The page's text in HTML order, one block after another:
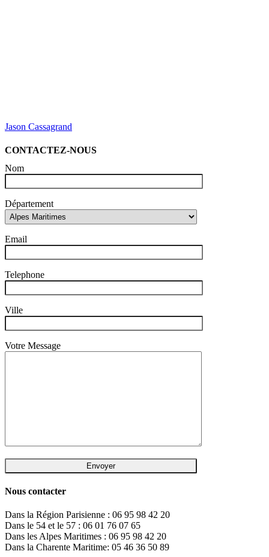
Jason Cassagrand
CONTACTEZ-NOUS
Nom
Département
Email
Telephone
Ville
Votre Message
Nous contacter
Dans la Région Parisienne : 06 95 98 42 20
Dans le 54 et le 57 : 06 01 76 07 65
Dans les Alpes Maritimes : 06 95 98 42 20
Dans la Charente Maritime: 05 46 36 50 89